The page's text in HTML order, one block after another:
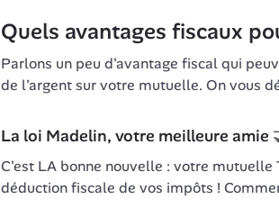
Quels avantages fiscaux
Parlons un peu d'avantage fiscal qui
de l'argent sur votre mutuelle. On vous
La loi Madelin, votre meilleure amie
C'est LA bonne nouvelle : votre
déduction fiscale de vos impôts !